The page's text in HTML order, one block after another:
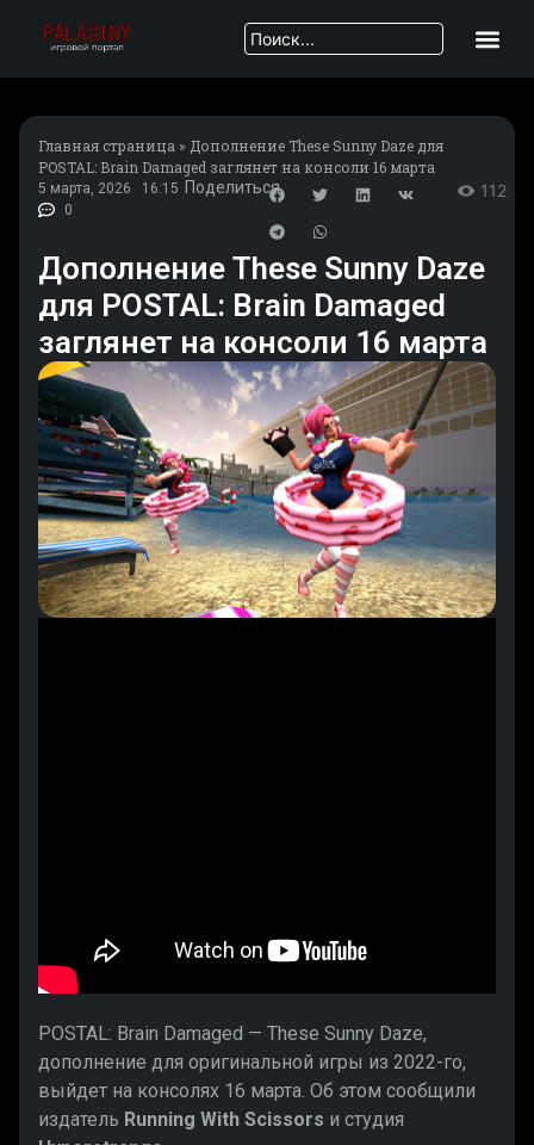
Главная страница » Дополнение These Sunny Daze для
POSTAL: Brain Damaged заглянет на консоли 16 марта
5 марта, 2026
16:15
0
Поделиться 112
Дополнение These Sunny Daze
для POSTAL: Brain Damaged
заглянет на консоли 16 марта
POSTAL: Brain Damaged — These Sunny Daze,
дополнение для оригинальной игры из 2022-го,
выйдет на консолях 16 марта. Об этом сообщили
издатель Running With Scissors и студия